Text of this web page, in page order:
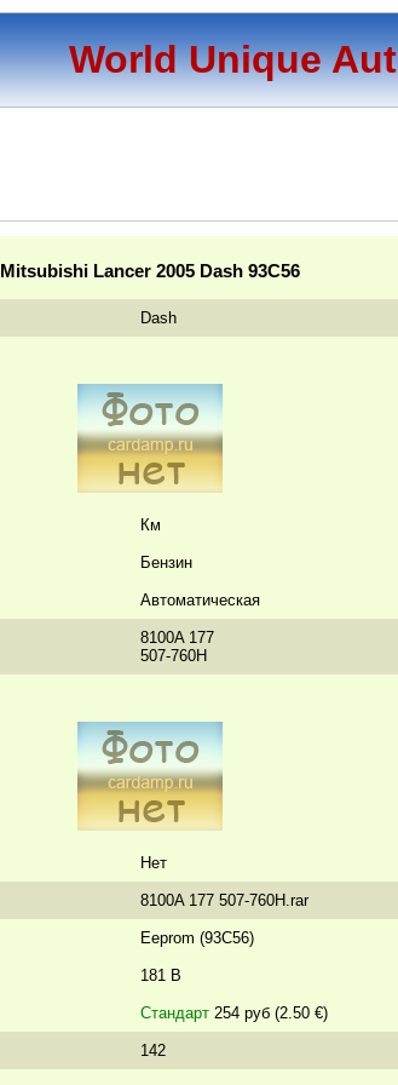
World Unique
Mitsubishi Lancer 2005 Dash 93C56
Dash
Км
Бензин
Автоматическая
8100A 177
507-760H
Нет
8100A 177 507-760H.rar
Eeprom (93C56)
181 B
Стандарт 254 руб (2.50 €)
142